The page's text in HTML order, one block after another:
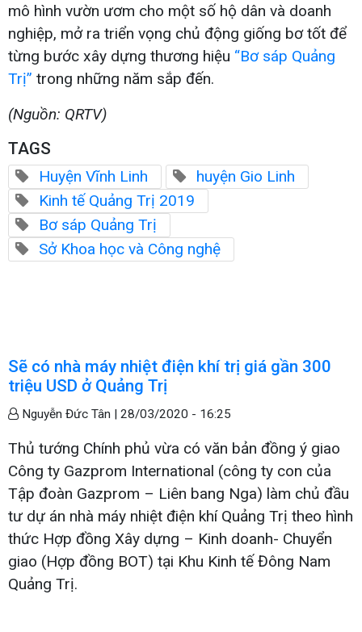
mô hình vườn ươm cho một số hộ dân và doanh
nghiệp, mở ra triển vọng chủ động giống bơ tốt để
từng bước xây dựng thương hiệu “Bơ sáp Quảng
Trị” trong những năm sắp đến.
(Nguồn: QRTV)
TAGS
Huyện Vĩnh Linh
huyện Gio Linh
Kinh tế Quảng Trị 2019
Bơ sáp Quảng Trị
Sở Khoa học và Công nghệ
Sẽ có nhà máy nhiệt điện khí trị giá gần 300
triệu USD ở Quảng Trị
Nguyễn Đức Tân | 28/03/2020 - 16:25
Thủ tướng Chính phủ vừa có văn bản đồng ý giao
Công ty Gazprom International (công ty con của
Tập đoàn Gazprom – Liên bang Nga) làm chủ đầu
tư dự án nhà máy nhiệt điện khí Quảng Trị theo hình
thức Hợp đồng Xây dựng – Kinh doanh- Chuyển
giao (Hợp đồng BOT) tại Khu Kinh tế Đông Nam
Quảng Trị.